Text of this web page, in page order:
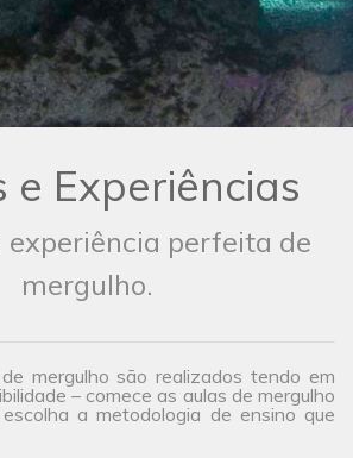
e Experiências
experiência perfeita de
mergulho.
mergulho são realizados tendo em
– comece as aulas de mergulho
a metodologia de ensino que